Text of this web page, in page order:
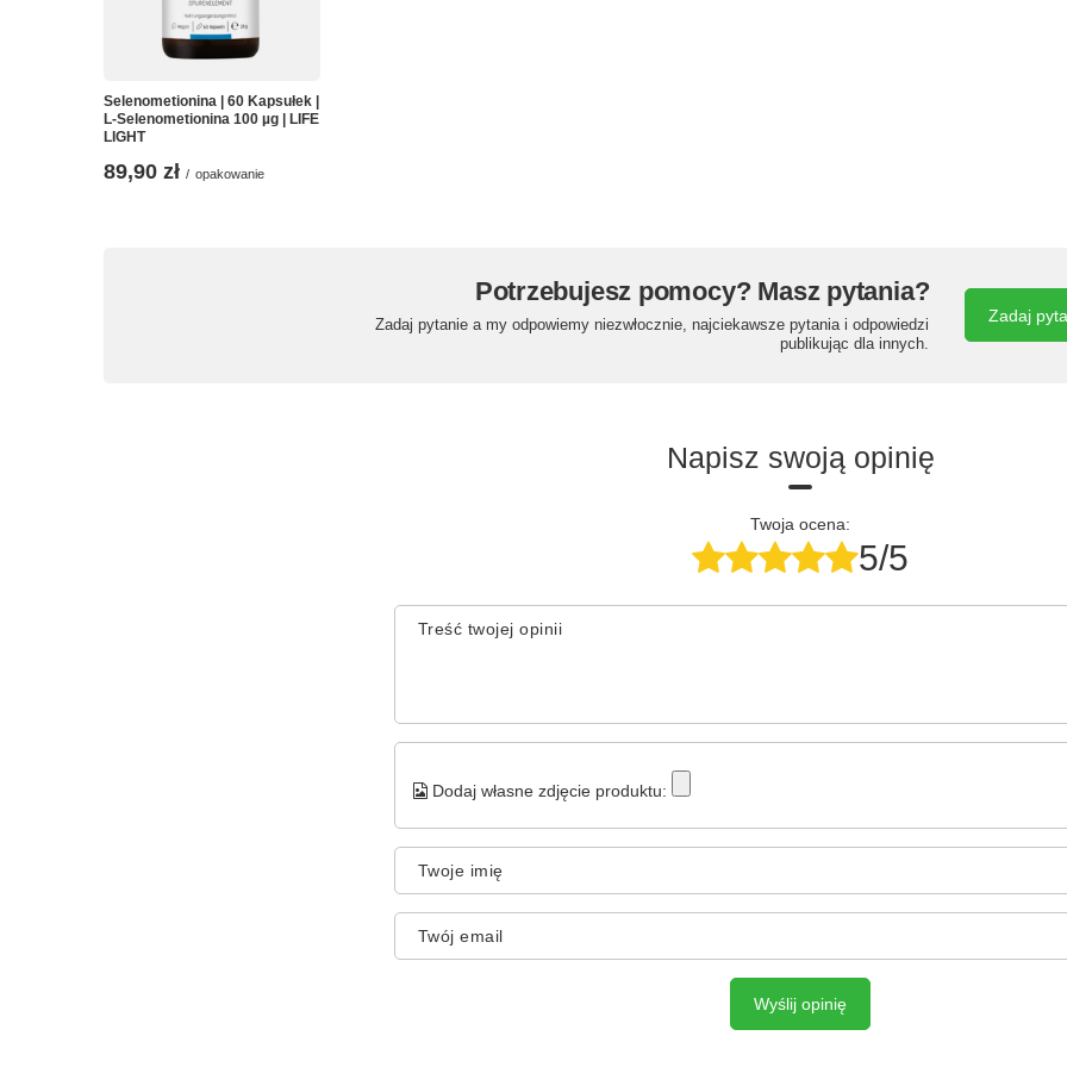
Selenometionina | 60 Kapsułek |
L-Selenometionina 100 µg | LIFE
LIGHT
89,90 zł / opakowanie
Potrzebujesz pomocy? Masz pytania?
Zadaj pytanie a my odpowiemy niezwłocznie, najciekawsze pytania i odpowiedzi
publikując dla innych.
Zadaj
Napisz swoją opinię
Twoja ocena:
5/5
Treść twojej opinii
Dodaj własne zdjęcie produktu:
Twoje imię
Twój email
Wyślij opinię